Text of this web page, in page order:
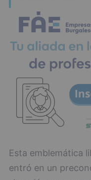
Esta emblemática
entró en un